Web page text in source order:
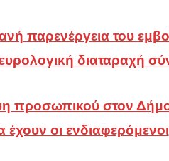
παρενέργεια του
διαταραχή
προσωπικού στον Δήμο
έχουν οι ενδιαφερόμενοι